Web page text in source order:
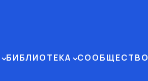
БИБЛИОТЕКА СООБЩЕСТВО